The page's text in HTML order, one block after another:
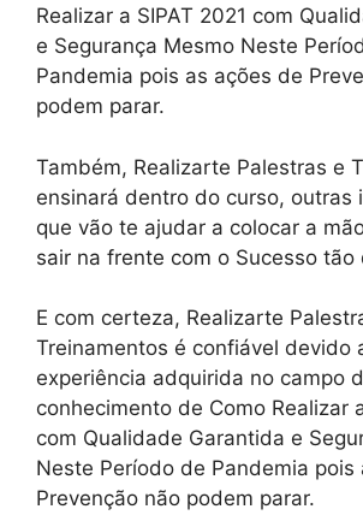
Realizar a SIPAT 2021 com
e Segurança Mesmo Neste
Pandemia pois as ações de
podem parar.
Também, Realizarte Palestras e
ensinará dentro do curso, outras
que vão te ajudar a colocar a
sair na frente com o Sucesso tão
E com certeza, Realizarte
Treinamentos é confiável devido
experiência adquirida no campo
conhecimento de Como Realizar
com Qualidade Garantida e
Neste Período de Pandemia pois
Prevenção não podem parar.